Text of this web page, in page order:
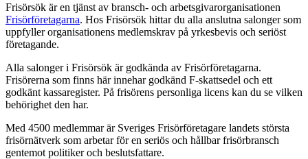
Frisörsök är en tjänst av bransch- och arbetsgivarorganisationen
Frisörföretagarna. Hos Frisörsök hittar du alla anslutna salonger som
uppfyller organisationens medlemskrav på yrkesbevis och seriöst
företagande.
Alla salonger i Frisörsök är godkända av Frisörföretagarna.
Frisörerna som finns här innehar godkänd F-skattsedel och ett
godkänt kassaregister. På frisörens personliga licens kan du se vilken
behörighet den har.
Med 4500 medlemmar är Sveriges Frisörföretagare landets största
frisörnätverk som arbetar för en seriös och hållbar frisörbransch
gentemot politiker och beslutsfattare.